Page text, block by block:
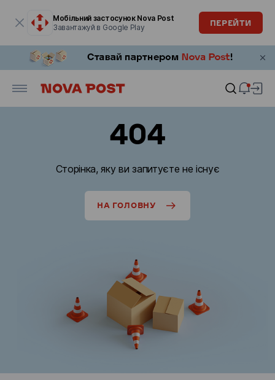
Мобільний застосунок Nova Post
Завантажуй в Google Play
ПЕРЕЙТИ
404
Сторінка, яку ви запитуєте не існує
НА ГОЛОВНУ